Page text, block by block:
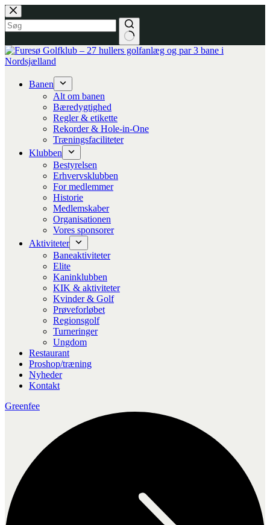
Fortsæt
til
indhold
Banen
Alt om banen
Bæredygtighed
Regler & etikette
Rekorder & Hole-in-One
Træningsfaciliteter
Klubben
Bestyrelsen
Erhvervsklubben
For medlemmer
Historie
Medlemskaber
Organisationen
Vores sponsorer
Aktiviteter
Baneaktiviteter
Elite
Kaninklubben
KIK & aktiviteter
Kvinder & Golf
Prøveforløbet
Regionsgolf
Turneringer
Ungdom
Restaurant
Proshop/træning
Nyheder
Kontakt
Greenfee